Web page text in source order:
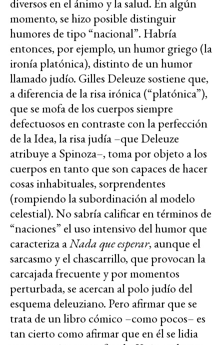
diversos en el ánimo y la salud. En algún
momento, se hizo posible distinguir
humores de tipo “nacional”. Habría
entonces, por ejemplo, un humor griego (la
ironía platónica), distinto de un humor
llamado judío. Gilles Deleuze sostiene que,
a diferencia de la risa irónica (“platónica”),
que se mofa de los cuerpos siempre
defectuosos en contraste con la perfección
de la Idea, la risa judía –que Deleuze
atribuye a Spinoza–, toma por objeto a los
cuerpos en tanto que son capaces de hacer
cosas inhabituales, sorprendentes
(rompiendo la subordinación al modelo
celestial). No sabría calificar en términos de
“naciones” el uso intensivo del humor que
caracteriza aNada que esperar, aunque el
sarcasmo y el chascarrillo, que provocan la
carcajada frecuente y por momentos
perturbada, se acercan al polo judío del
esquema deleuziano. Pero afirmar que se
trata de un libro cómico –como pocos– es
tan cierto como afirmar que en él se lidia